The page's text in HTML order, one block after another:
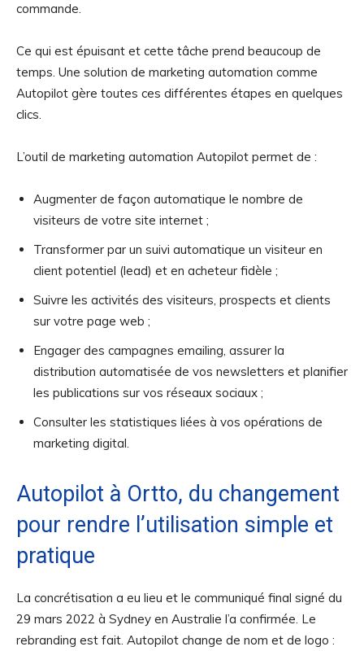
commande.
Ce qui est épuisant et cette tâche prend beaucoup de
temps. Une solution de marketing automation comme
Autopilot gère toutes ces différentes étapes en quelques
clics.
L’outil de marketing automation Autopilot permet de :
Augmenter de façon automatique le nombre de
visiteurs de votre site internet ;
Transformer par un suivi automatique un visiteur en
client potentiel (lead) et en acheteur fidèle ;
Suivre les activités des visiteurs, prospects et clients
sur votre page web ;
Engager des campagnes emailing, assurer la
distribution automatisée de vos newsletters et planifier
les publications sur vos réseaux sociaux ;
Consulter les statistiques liées à vos opérations de
marketing digital.
Autopilot à Ortto, du changement
pour rendre l’utilisation simple et
pratique
La concrétisation a eu lieu et le communiqué final signé du
29 mars 2022 à Sydney en Australie l’a confirmée. Le
rebranding est fait. Autopilot change de nom et de logo :